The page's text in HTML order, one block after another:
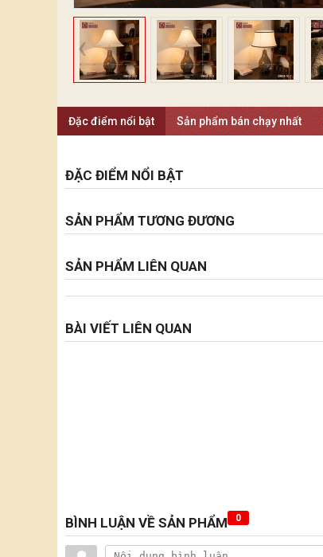
Đặc điểm nổi bật Sản phẩm bán chạy nhất
ĐẶC ĐIỂM NỔI BẬT
SẢN PHẨM TƯƠNG ĐƯƠNG
SẢN PHẨM LIÊN QUAN
BÀI VIẾT LIÊN QUAN
BÌNH LUẬN VỀ SẢN PHẨM 0